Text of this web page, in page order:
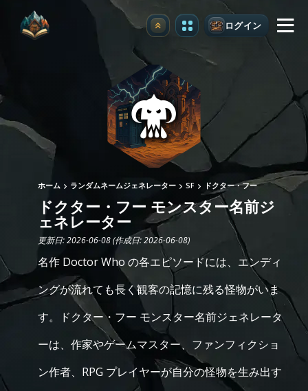
アップグレード ログイン
ホーム ランダムネームジェネレーター SF ドクター・フー
ドクター・フー モンスター名前ジ
ェネレーター
更新日: 2026-06-08 (作成日: 2026-06-08)
名作 Doctor Who の各エピソードには、エンディ
ングが流れても長く観客の記憶に残る怪物がいま
す。ドクター・フー モンスター名前ジェネレータ
ーは、作家やゲームマスター、ファンフィクショ
ン作者、RPG プレイヤーが自分の怪物を生み出す